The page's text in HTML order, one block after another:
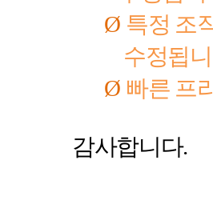
Ø 특정 조
수정됩
Ø 빠른 프
감사합니다.